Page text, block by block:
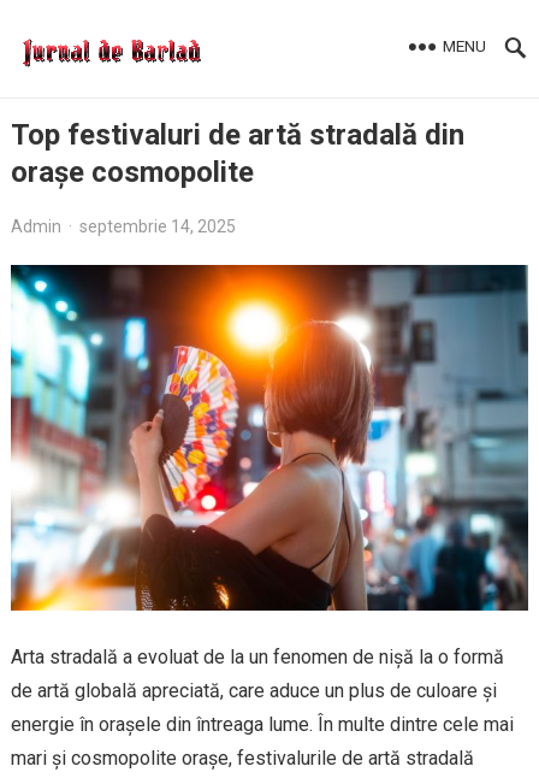
MENU
Top festivaluri de artă stradală din
orașe cosmopolite
Admin · septembrie 14, 2025
Arta stradală a evoluat de la un fenomen de nișă la o formă
de artă globală apreciată, care aduce un plus de culoare și
energie în orașele din întreaga lume. În multe dintre cele mai
mari și cosmopolite orașe, festivalurile de artă stradală